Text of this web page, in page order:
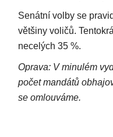
Senátní volby se
většiny voličů.
necelých 35 %.
Oprava: V minulém
počet mandátů
se omlouváme.